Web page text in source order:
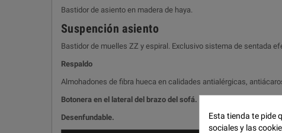
Bastidor de asiento en madera de haya.
Suspención asiento
Bastidor de muelles ZZ y espiral. Exclusivo sistema de sentada
Respaldo
Almohadones de fibra hueca en calidades antialérgicas,
Botonera en el lateral del brazo del sofá.
Desenfundable.
Esta tienda te pide
sociales y las